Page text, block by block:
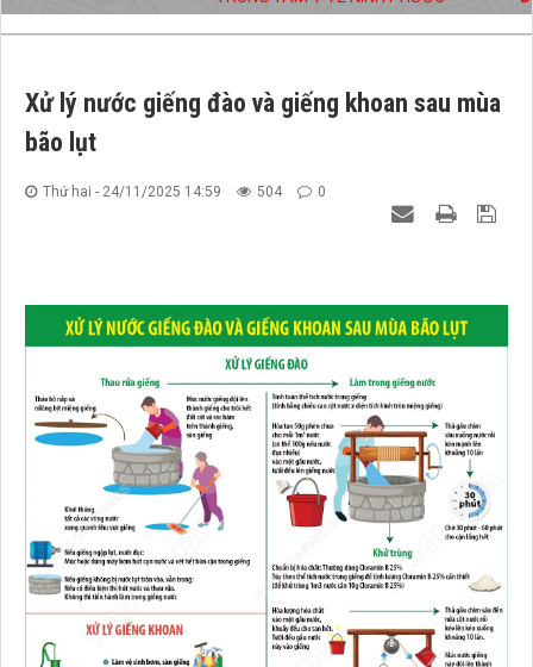
Xử lý nước giếng đào và giếng khoan sau mùa
bão lụt
Thứ hai - 24/11/2025 14:59 504 0